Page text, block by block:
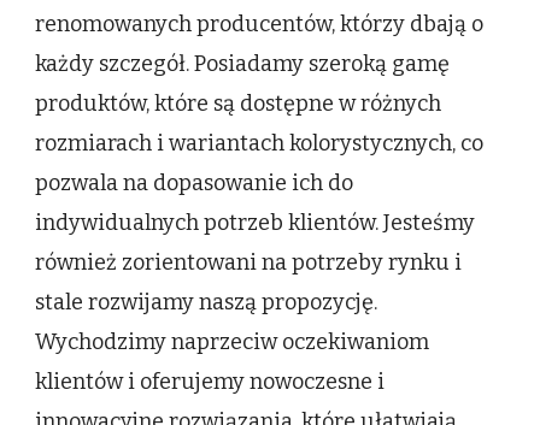
renomowanych producentów, którzy dbają o
każdy szczegół. Posiadamy szeroką gamę
produktów, które są dostępne w różnych
rozmiarach i wariantach kolorystycznych, co
pozwala na dopasowanie ich do
indywidualnych potrzeb klientów. Jesteśmy
również zorientowani na potrzeby rynku i
stale rozwijamy naszą propozycję.
Wychodzimy naprzeciw oczekiwaniom
klientów i oferujemy nowoczesne i